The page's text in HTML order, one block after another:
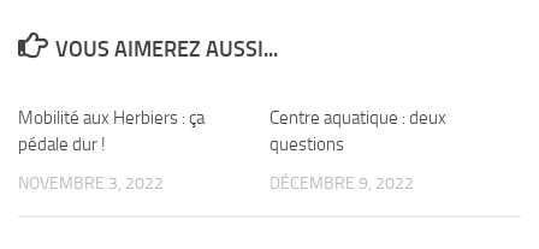
VOUS AIMEREZ AUSSI...
Mobilité aux Herbiers : ça
pédale dur !
NOVEMBRE 3, 2022
Centre aquatique : deux
questions
DÉCEMBRE 9, 2022